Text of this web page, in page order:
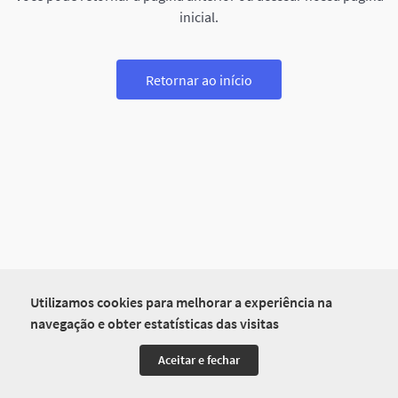
Utilizamos cookies para melhorar a experiência na
navegação e obter estatísticas das visitas
Aceitar e fechar
inicial.
Retornar ao início